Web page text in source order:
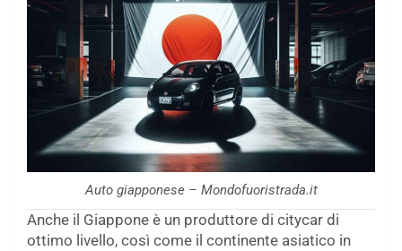
Auto giapponese – Mondofuoristrada.it
Anche il Giappone è un produttore di citycar di
ottimo livello, così come il continente asiatico in